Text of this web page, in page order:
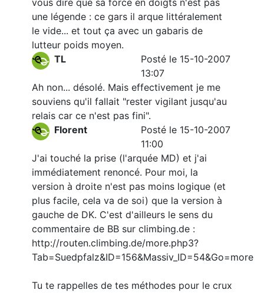
vous dire que sa force en doigts n'est pas
une légende : ce gars il arque littéralement
le vide... et tout ça avec un gabaris de
lutteur poids moyen.
TL
Posté le 15-10-2007
13:07
Ah non... désolé. Mais effectivement je me
souviens qu'il fallait "rester vigilant jusqu'au
relais car ce n'est pas fini".
Florent
Posté le 15-10-2007
11:00
J'ai touché la prise (l'arquée MD) et j'ai
immédiatement renoncé. Pour moi, la
version à droite n'est pas moins logique (et
plus facile, cela va de soi) que la version à
gauche de DK. C'est d'ailleurs le sens du
commentaire de BB sur climbing.de :
http://routen.climbing.de/more.php3?
Tab=Suedpfalz&ID=156&Massiv_ID=54&Go=more
Tu te rappelles de tes méthodes pour le crux